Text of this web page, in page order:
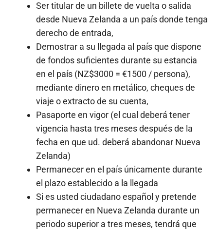
Ser titular de un billete de vuelta o salida
desde Nueva Zelanda a un país donde tenga
derecho de entrada,
Demostrar a su llegada al país que dispone
de fondos suficientes durante su estancia
en el país (NZ$3000 = €1500 / persona),
mediante dinero en metálico, cheques de
viaje o extracto de su cuenta,
Pasaporte en vigor (el cual deberá tener
vigencia hasta tres meses después de la
fecha en que ud. deberá abandonar Nueva
Zelanda)
Permanecer en el país únicamente durante
el plazo establecido a la llegada
Si es usted ciudadano español y pretende
permanecer en Nueva Zelanda durante un
periodo superior a tres meses, tendrá que